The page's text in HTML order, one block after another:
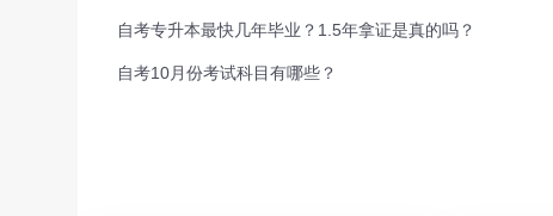
自考专升本最快几年毕业？1.5年拿证是真的吗？
自考10月份考试科目有哪些？